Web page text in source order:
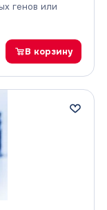
генов или
В корзину